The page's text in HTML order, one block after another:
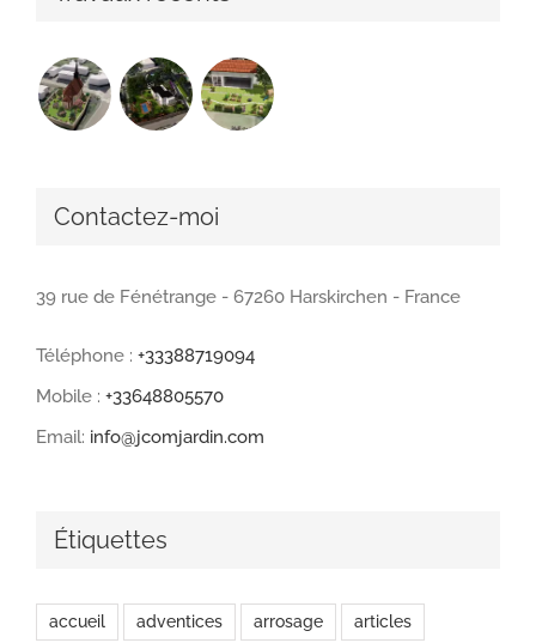
Contactez-moi
39 rue de Fénétrange - 67260 Harskirchen - France
Téléphone : +33388719094
Mobile : +33648805570
Email: info@jcomjardin.com
Étiquettes
accueil adventices arrosage articles